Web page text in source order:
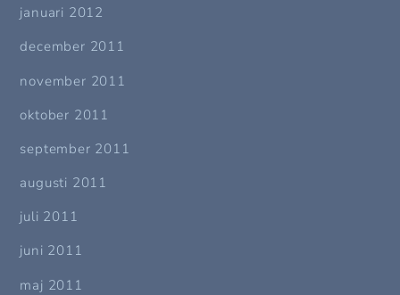
januari 2012
december 2011
november 2011
oktober 2011
september 2011
augusti 2011
juli 2011
juni 2011
maj 2011